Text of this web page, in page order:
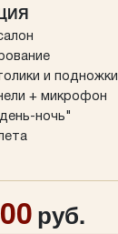
и подножки
+ микрофон
ночь"
руб.